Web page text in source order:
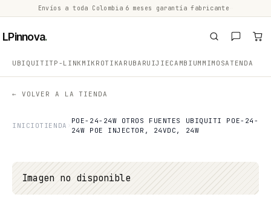
Envíos a toda Colombia 6 meses garantía fabricante
LPinnova.
UBIQUITITP-LINK MIKROTIKARUBA RUIJIECAMBIUM MIMOSATENDA
← VOLVER A LA TIENDA
INICIOTIENDA
POE-24-24W OTROS FUENTES UBIQUITI POE-24-
24W POE INJECTOR, 24VDC, 24W
Imagen no disponible